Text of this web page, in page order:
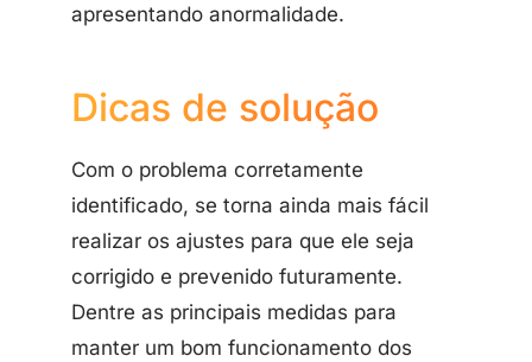
apresentando anormalidade.
Dicas de solução
Com o problema corretamente
identificado, se torna ainda mais fácil
realizar os ajustes para que ele seja
corrigido e prevenido futuramente.
Dentre as principais medidas para
manter um bom funcionamento dos